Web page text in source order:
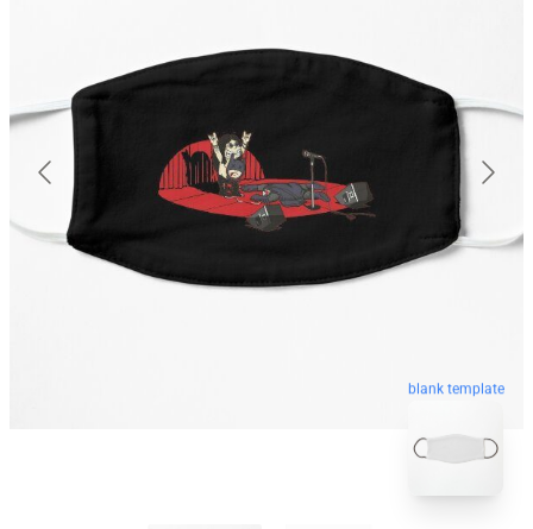
blank template